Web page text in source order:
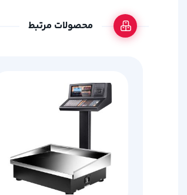
محصولات مرتبط